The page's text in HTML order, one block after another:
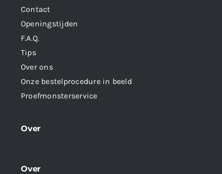
Contact
Openingstijden
F.A.Q.
Tips
Over ons
Onze bestelprocedure in beeld
Proefmonsterservice
Over
Over